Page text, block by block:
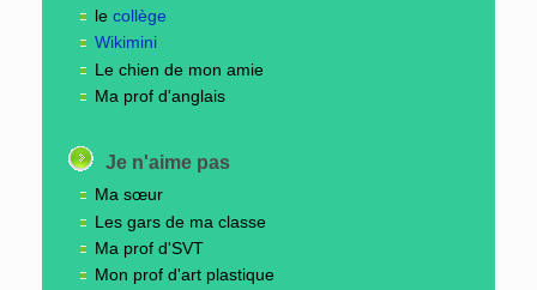
le collège
Wikimini
Le chien de mon amie
Ma prof d'anglais
Je n'aime pas
Ma sœur
Les gars de ma classe
Ma prof d'SVT
Mon prof d'art plastique